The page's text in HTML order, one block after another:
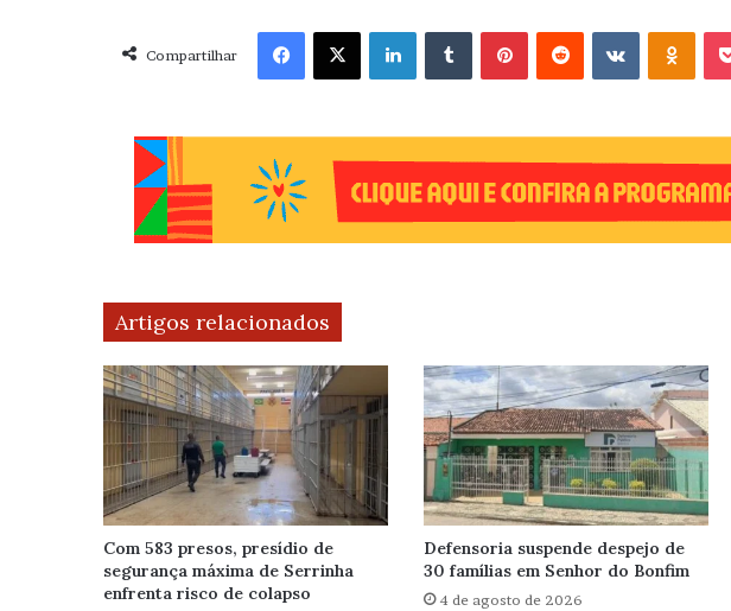
Compartilhar
Facebook X Linkedin VK OK
Artigos relacionados
Com 583 presos, presídio de
segurança máxima de Serrinha
enfrenta risco de colapso
Defensoria suspende despejo de
30 famílias em Senhor do Bonfim
4 de agosto de 2026